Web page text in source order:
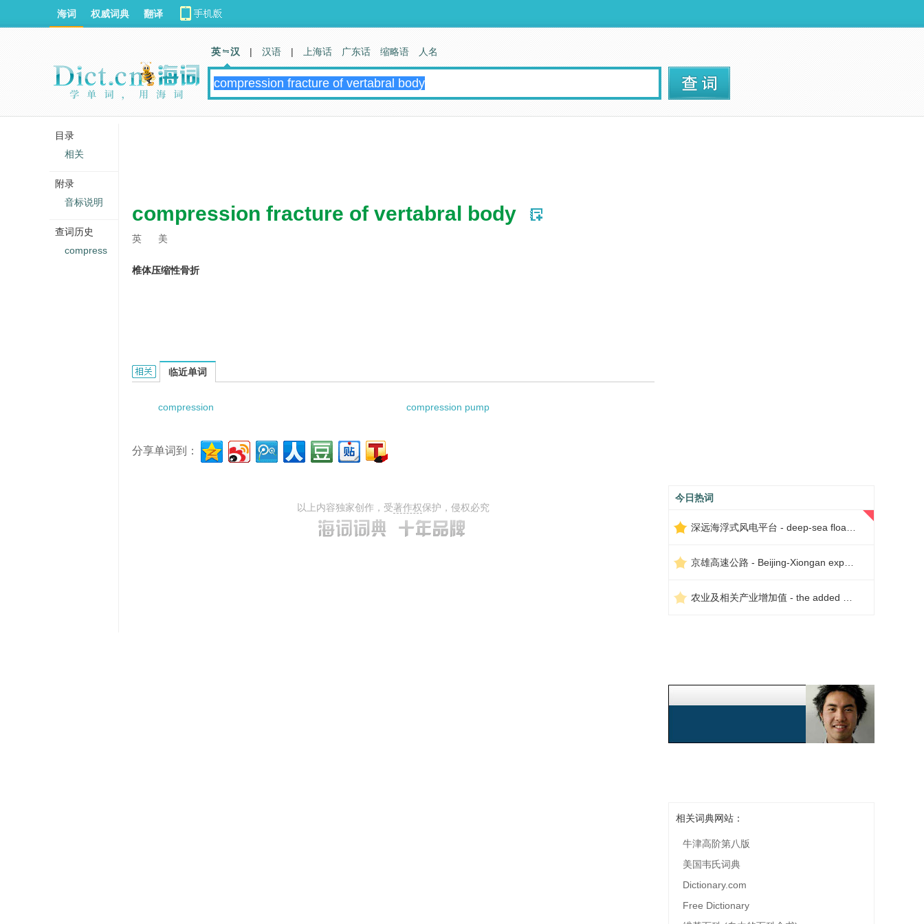
compression fracture of vertabral body
英 美
椎体压缩性骨折
compression fracture of vertabral body的相关资料：
临近单词
compression compression pump
分享单词到：
以上内容独家创作，受著作权保护，侵权必究
今日热词
相关词典网站：
牛津高阶第八版
美国韦氏词典
Dictionary.com
Free Dictionary
海词 权威词典 翻译
英 汉 | 汉语 | 上海话 广东话 缩略语 人名
目录
相关
附录
音标说明
查词历史
compress